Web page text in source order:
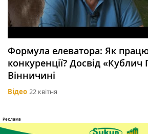
Формула елеватора: Як
конкуренції? Досвід «Кублич
Вінничині
Відео 22 квітня